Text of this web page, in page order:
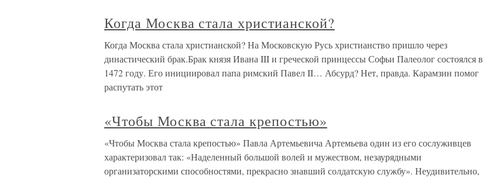
Когда Москва стала христианской?
Когда Москва стала христианской? На Московскую Русь христианство пришло через
династический брак.Брак князя Ивана III и греческой принцессы Софьи Палеолог состоялся в
1472 году. Его инициировал папа римский Павел II… Абсурд? Нет, правда. Карамзин помог
распутать этот
«Чтобы Москва стала крепостью»
«Чтобы Москва стала крепостью» Павла Артемьевича Артемьева один из его сослуживцев
характеризовал так: «Наделенный большой волей и мужеством, незаурядными
организаторскими способностями, прекрасно знавший солдатскую службу». Неудивительно,